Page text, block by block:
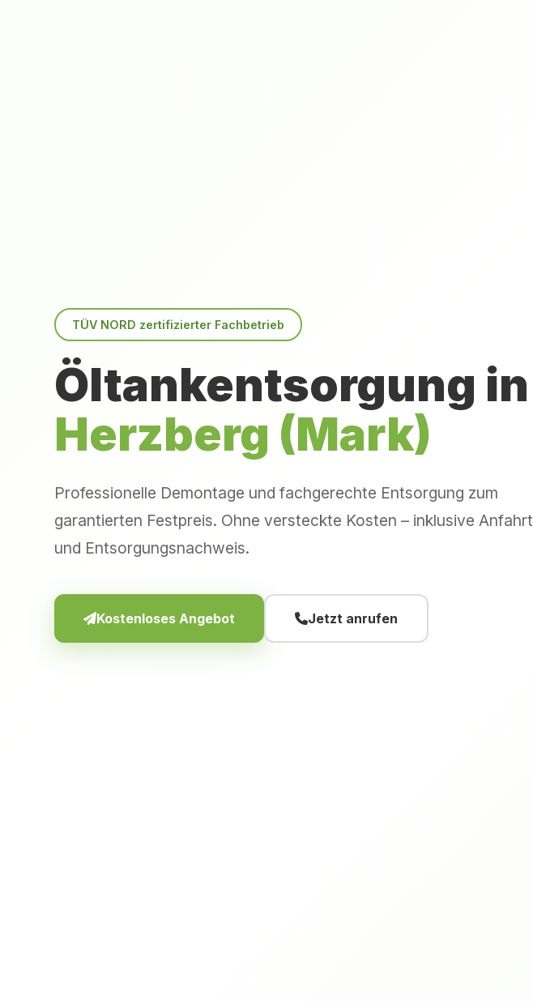
TÜV NORD zertifizierter Fachbetrieb
Öltankentsorgung in
Herzberg (Mark)
Professionelle Demontage und fachgerechte Entsorgung zum
garantierten Festpreis. Ohne versteckte Kosten – inklusive Anfahrt
und Entsorgungsnachweis.
Kostenloses Angebot Jetzt anrufen